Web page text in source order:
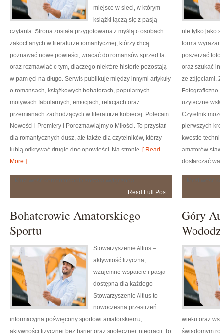
miejsce w sieci, w którym
książki łączą się z pasją
czytania. Strona została przygotowana z myślą o osobach
zakochanych w literaturze romantycznej, którzy chcą
poznawać nowe powieści, wracać do romansów sprzed lat
oraz rozmawiać o tym, dlaczego niektóre historie pozostają
w pamięci na długo. Serwis publikuje między innymi artykuły
o romansach, książkowych bohaterach, popularnych
motywach fabularnych, emocjach, relacjach oraz
przemianach zachodzących w literaturze kobiecej. Polecam
Nowości i Premiery i Porozmawiajmy o Miłości. To przystań
dla romantycznych dusz, ale także dla czytelników, którzy
lubią odkrywać drugie dno opowieści. Na stronie [ Read
More ]
Read Full Post
nie tylko jako
forma
poszerzać
oraz szukać
ze zdjęciami.
użyteczne
Czytelnik
pierwszych
kwestie
amatorów
dostarczać
Bohaterowie Amatorskiego
Sportu
Stowarzyszenie Altius –
aktywność fizyczna,
wzajemne wsparcie i pasja
dostępna dla każdego
Stowarzyszenie Altius to
nowoczesna przestrzeń
informacyjna poświęcony sportowi amatorskiemu,
aktywności fizycznej bez barier oraz społecznej integracji. To
Góry
wieku oraz
świadomym